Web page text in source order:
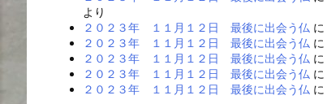
より
２０２３年 １１月１２日 最後に出会う仏 に
２０２３年 １１月１２日 最後に出会う仏 に
２０２３年 １１月１２日 最後に出会う仏 に
２０２３年 １１月１２日 最後に出会う仏 に
２０２３年 １１月１２日 最後に出会う仏 に